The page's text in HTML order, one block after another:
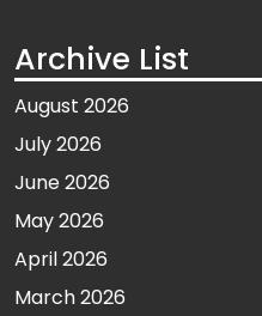
Archive List
August 2026
July 2026
June 2026
May 2026
April 2026
March 2026